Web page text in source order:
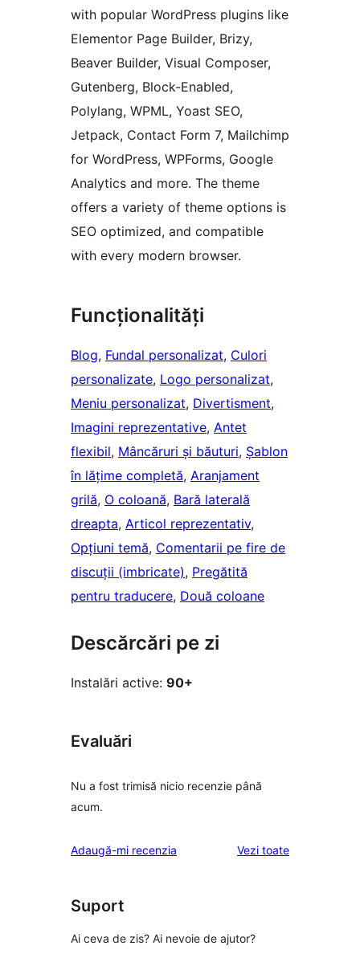
with popular WordPress plugins like
Elementor Page Builder, Brizy,
Beaver Builder, Visual Composer,
Gutenberg, Block-Enabled,
Polylang, WPML, Yoast SEO,
Jetpack, Contact Form 7, Mailchimp
for WordPress, WPForms, Google
Analytics and more. The theme
offers a variety of theme options is
SEO optimized, and compatible
with every modern browser.
Funcționalități
Blog, Fundal personalizat, Culori
personalizate, Logo personalizat
Meniu personalizat, Divertisment
Imagini reprezentative, Antet
flexibil, Mâncăruri și băuturi, Șablon
în lățime completă, Aranjament
grilă, O coloană, Bară laterală
dreapta, Articol reprezentativ
Opțiuni temă, Comentarii pe fire de
discuții (imbricate), Pregătită
pentru traducere, Două coloane
Descărcări pe zi
Instalări active: 90+
Evaluări
Nu a fost trimisă nicio recenzie până
acum.
Adaugă-mi recenzia Vezi toaterecenziile
Suport
Ai ceva de zis? Ai nevoie de ajutor?